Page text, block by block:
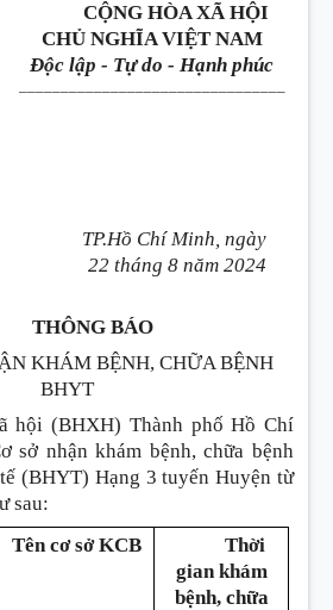
CỘNG HÒA XÃ HỘI
CHỦ NGHĨA VIỆT NAM
Độc lập - Tự do - Hạnh phúc
TP.Hồ Chí Minh, ngày
22 tháng 8 năm 2024
THÔNG BÁO
KHÁM BỆNH, CHỮA BỆNH
BHYT
hội (BHXH) Thành phố Hồ Chí
sở nhận khám bệnh, chữa bệnh
(BHYT) Hạng 3 tuyến Huyện từ
sau:
Tên cơ sở KCB
Thời
gian khám
bệnh, chữa